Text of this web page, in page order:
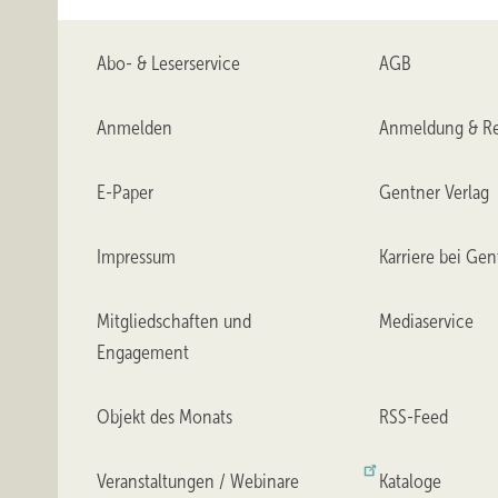
müssen, um das „richtige Produkt“ am „richtigen
der Praxis beobachten kann, dass sich im Falle eines
Dem Monteur bleibt dann nur das zweifelhafte
Sonnenschutz ist auch der Blendschutz, der gemäß
in der Regel nicht geleistet werden kann. —
Olaf Vögele
Abo- & Leserservice AGB
Anmelden Anmeldung &
E-Paper Gentner Verlag
Impressum Karriere bei
Mitgliedschaften und
Engagement
Mediaservice
Objekt des Monats RSS-Feed
Veranstaltungen / Webinare Kataloge